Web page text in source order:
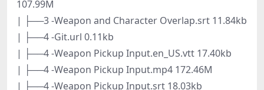
107.99M
| ├──3 -Weapon and Character Overlap.srt 11.84kb
| ├──4 -Git.url 0.11kb
| ├──4 -Weapon Pickup Input.en_US.vtt 17.40kb
| ├──4 -Weapon Pickup Input.mp4 172.46M
| ├──4 -Weapon Pickup Input.srt 18.03kb